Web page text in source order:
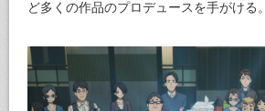
ど多くの作品のプロデュースを手がける。